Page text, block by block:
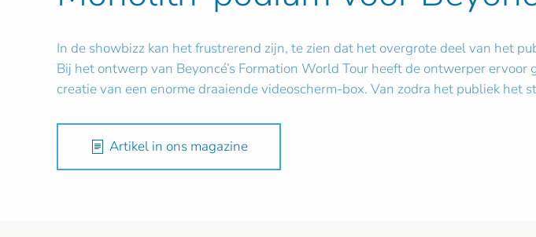
In de showbizz kan het frustrerend zijn, te zien dat het overgrote deel van het
Bij het ontwerp van Beyoncé’s Formation World Tour heeft de ontwerper
creatie van een enorme draaiende videoscherm-box. Van zodra het publiek
Artikel in ons magazine